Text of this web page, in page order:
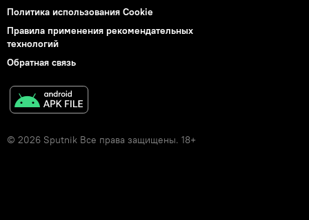
Политика использования Cookie
Правила применения рекомендательных
технологий
Обратная связь
© 2026 Sputnik Все права защищены. 18+